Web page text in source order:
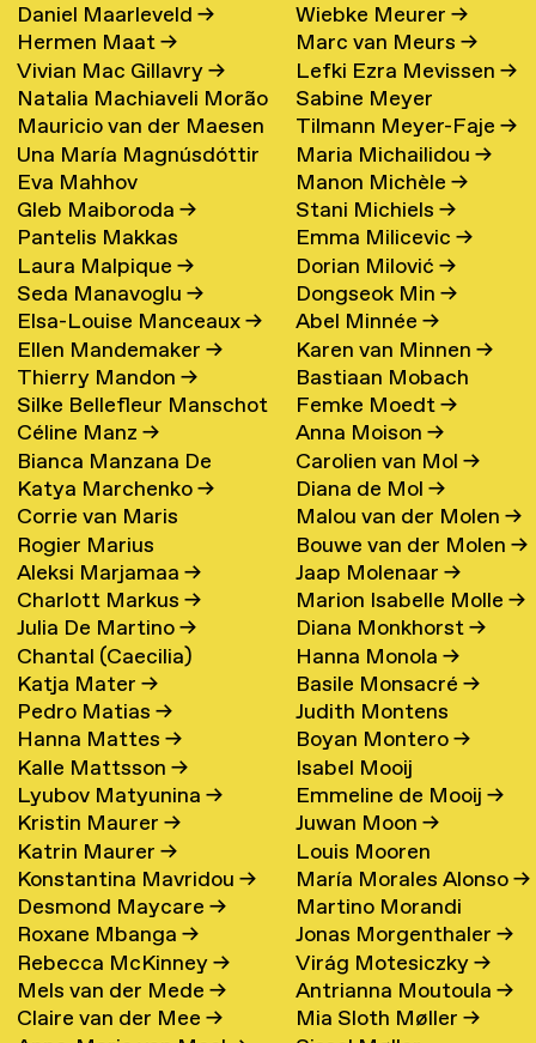
Daniel Maarleveld→
Hermen Maat→
Vivian Mac Gillavry→
Natalia Machiaveli Morão
de Oliveira→
Mauricio van der Maesen
de Sombreff→
Una María Magnúsdóttir
→
Eva Mahhov
Gleb Maiboroda→
Pantelis Makkas
Laura Malpique→
Seda Manavoglu→
Elsa-Louise Manceaux→
Ellen Mandemaker→
Thierry Mandon→
Silke Bellefleur Manschot
→
Céline Manz→
Bianca Manzana De
Agustin→
Katya Marchenko→
Corrie van Maris
Rogier Marius
Aleksi Marjamaa→
Charlott Markus→
Julia De Martino→
Chantal (Caecilia)
Maschke (Hattink)
Katja Mater→
Pedro Matias→
Hanna Mattes→
Kalle Mattsson→
Lyubov Matyunina→
Kristin Maurer→
Katrin Maurer→
Konstantina Mavridou→
Desmond Maycare→
Roxane Mbanga→
Rebecca McKinney→
Mels van der Mede→
Claire van der Mee→
Wiebke Meurer→
Marc van Meurs→
Lefki Ezra Mevissen→
Sabine Meyer
Tilmann Meyer-Faje→
Maria Michailidou→
Manon Michèle→
Stani Michiels→
Emma Milicevic→
Dorian Milović→
Dongseok Min→
Abel Minnée→
Karen van Minnen→
Bastiaan Mobach
Femke Moedt→
Anna Moison→
Carolien van Mol→
Diana de Mol→
Malou van der Molen→
Bouwe van der Molen→
Jaap Molenaar→
Marion Isabelle Molle→
Diana Monkhorst→
Hanna Monola→
Basile Monsacré→
Judith Montens
Boyan Montero→
Isabel Mooij
Emmeline de Mooij→
Juwan Moon→
Louis Mooren
María Morales Alonso→
Martino Morandi
Jonas Morgenthaler→
Virág Motesiczky→
Antrianna Moutoula→
Mia Sloth Møller→